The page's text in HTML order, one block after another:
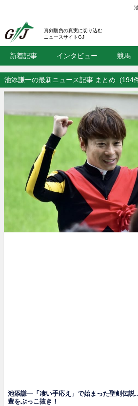
真剣勝負の真実に切り込む
ニュースサイトGJ
新着記事 インタビュー 競馬
池添謙一の最新ニュース記事 まとめ (194
池添謙一「凄い手応え」で始まった聖剣伝
豊をぶっこ抜き！